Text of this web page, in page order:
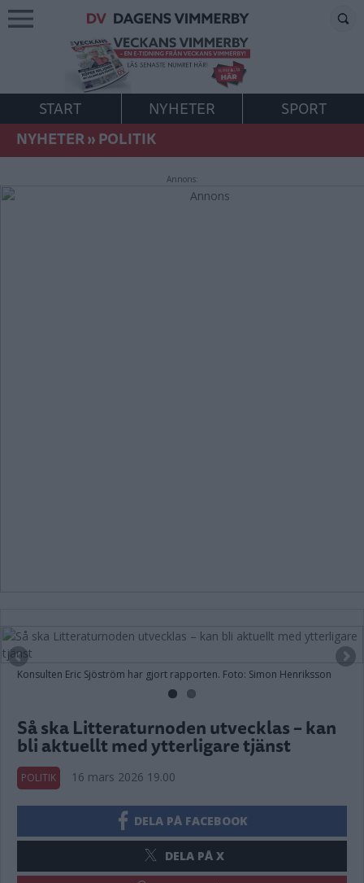
START NYHETER
SPORT
NYHETER»POLITIK
Annons:
Konsulten Eric Sjöström har gjort rapporten. Foto: Simon Henriksson
Så ska Litteraturnoden utvecklas – kan
bli aktuellt med ytterligare tjänst
POLITIK 16 mars 2026 19.00
DELA PÅ FACEBOOK
DELA PÅ X